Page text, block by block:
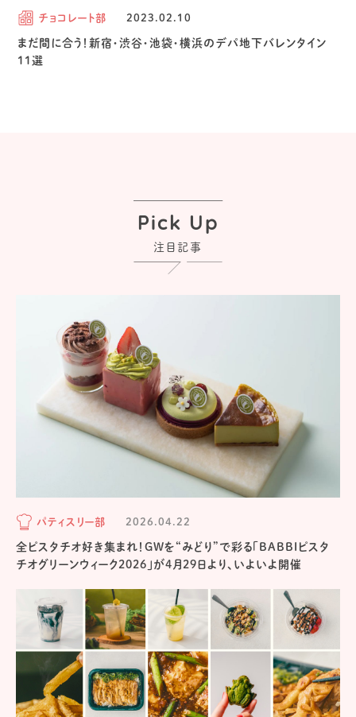
チョコレート部 2023.02.10
まだ間に合う！新宿・渋谷・池袋・横浜のデパ地下バレンタイン
11選
Pick Up
注目記事
パティスリー部 2026.04.22
全ピスタチオ好き集まれ！GWを“みどり”で彩る「BABBIピスタ
チオグリーンウィーク2026」が4月29日より、いよいよ開催